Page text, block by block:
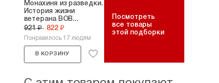
Монахиня из разведки.
История жизни
ветерана ВОВ...
921 ₽ 822 ₽
Понравилось 17 людям
В КОРЗИНУ
Посмотреть
все товары
этой подборки